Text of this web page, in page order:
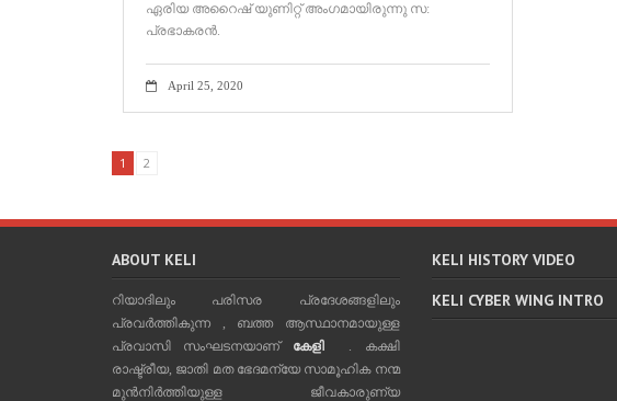
ഏരിയ അറൈഷ്‌ യുണിറ്റ്‌ അംഗമായിരുന്നു സ:
പ്രഭാകരൻ.
April 25, 2020
1 2
ABOUT KELI
റിയാദിലും പരിസര പ്രദേശങ്ങളിലും
പ്രവര്‍ത്തികുന്ന , ബത്ത ആസ്ഥാനമായുള്ള
പ്രവാസി സംഘടനയാണ് കേളി
. കക്ഷി
രാഷ്ട്രീയ, ജാതി മത ഭേദമന്യേ സാമൂഹിക നന്മ
മുന്‍നിര്‍ത്തിയുള്ള ജീവകാരുണ്യ
KELI HISTORY VIDEO
KELI CYBER WING INTRO